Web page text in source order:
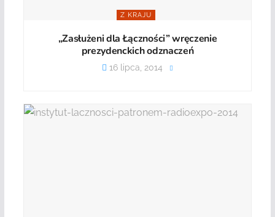
Z KRAJU
„Zasłużeni dla Łączności” wręczenie
prezydenckich odznaczeń
16 lipca, 2014